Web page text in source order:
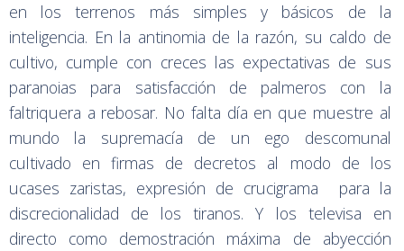
en los terrenos más simples y básicos de la
inteligencia. En la antinomia de la razón, su caldo de
cultivo, cumple con creces las expectativas de sus
paranoias para satisfacción de palmeros con la
faltriquera a rebosar. No falta día en que muestre al
mundo la supremacía de un ego descomunal
cultivado en firmas de decretos al modo de los
ucases zaristas, expresión de crucigrama para la
discrecionalidad de los tiranos. Y los televisa en
directo como demostración máxima de abyección